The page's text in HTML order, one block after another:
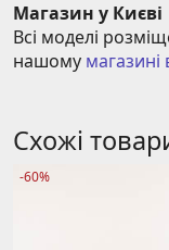
Магазин у Києві
Всі моделі
нашому магазині
Схожі
-60%